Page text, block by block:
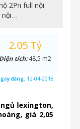
2Pn full nội
nội…
lexington,
giá 2,05
2.05 Tỷ
Diện tích:48,5 m2
đăng: 12-04-2018